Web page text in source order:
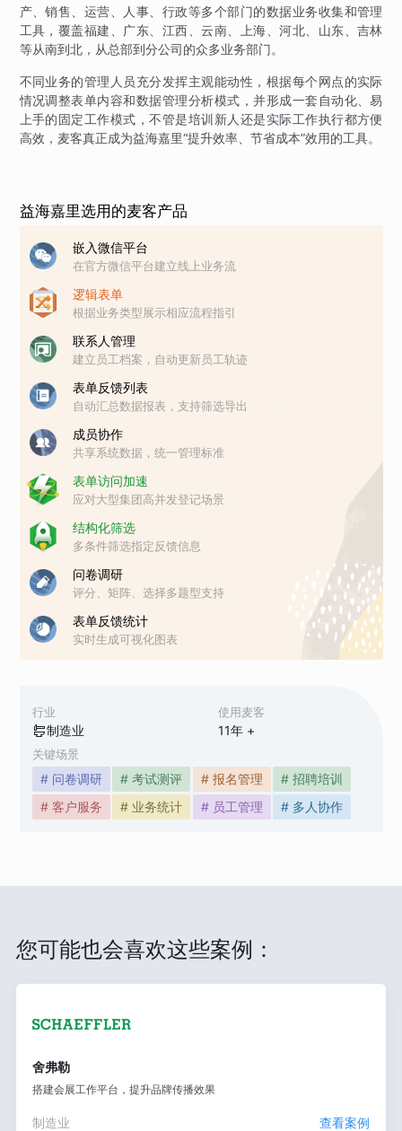
行业
制造业
使用麦客
11年 +
关键场景
# 问卷调研 # 考试测评 # 报名管理
# 招聘培训
# 客户服务
# 业务统计 # 员工管理 # 多人协作
产、销售、运营、人事、行政等多个部门的数据业务收集和管理
工具，覆盖福建、广东、江西、云南、上海、河北、山东、吉林
等从南到北，从总部到分公司的众多业务部门。
不同业务的管理人员充分发挥主观能动性，根据每个网点的实际
情况调整表单内容和数据管理分析模式，并形成一套自动化、易
上手的固定工作模式，不管是培训新人还是实际工作执行都方便
高效，麦客真正成为益海嘉里“提升效率、节省成本”效用的工具。
益海嘉里选用的麦客产品
嵌入微信平台
在官方微信平台建立线上业务流
逻辑表单
根据业务类型展示相应流程指引
联系人管理
建立员工档案，自动更新员工轨迹
表单反馈列表
自动汇总数据报表，支持筛选导出
成员协作
共享系统数据，统一管理标准
表单访问加速
应对大型集团高并发登记场景
结构化筛选
多条件筛选指定反馈信息
问卷调研
评分、矩阵、选择多题型支持
表单反馈统计
实时生成可视化图表
您可能也会喜欢这些案例：
舍弗勒
搭建会展工作平台，提升品牌传播效果
制造业 查看案例